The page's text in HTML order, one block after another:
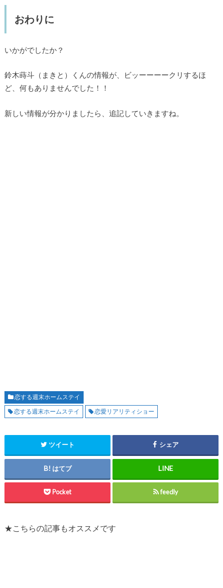
おわりに
いかがでしたか？
鈴木蒔斗（まきと）くんの情報が、ビッーーーークリするほ
ど、何もありませんでした！！
新しい情報が分かりましたら、追記していきますね。
恋する週末ホームステイ
恋する週末ホームステイ
恋愛リアリティショー
ツイート シェア
はてブ
Pocket feedly
★こちらの記事もオススメです